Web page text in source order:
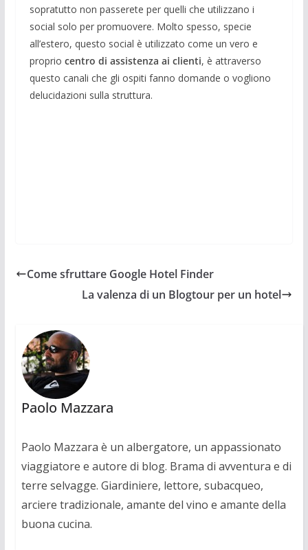
sopratutto non passerete per quelli che utilizzano i
social solo per promuovere. Molto spesso, specie
all’estero, questo social è utilizzato come un vero e
proprio centro di assistenza ai clienti, è attraverso
questo canali che gli ospiti fanno domande o vogliono
delucidazioni sulla struttura.
Come sfruttare Google Hotel Finder
La valenza di un Blogtour per un hotel
Paolo Mazzara
Paolo Mazzara è un albergatore, un appassionato
viaggiatore e autore di blog. Brama di avventura e di
terre selvagge. Giardiniere, lettore, subacqueo,
arciere tradizionale, amante del vino e amante della
buona cucina.